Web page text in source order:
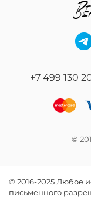
+7 499 130
©
© 2016-2025 Любое
письменного